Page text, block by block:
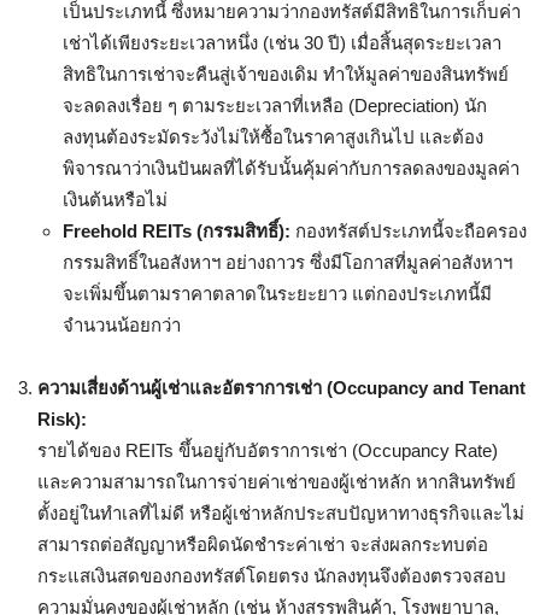
เป็นประเภทนี้ ซึ่งหมายความว่ากองทรัสต์มีสิทธิในการเก็บค่า
เช่าได้เพียงระยะเวลาหนึ่ง (เช่น 30 ปี) เมื่อสิ้นสุดระยะเวลา
สิทธิในการเช่าจะคืนสู่เจ้าของเดิม ทำให้มูลค่าของสินทรัพย์
จะลดลงเรื่อย ๆ ตามระยะเวลาที่เหลือ (Depreciation) นัก
ลงทุนต้องระมัดระวังไม่ให้ซื้อในราคาสูงเกินไป และต้อง
พิจารณาว่าเงินปันผลที่ได้รับนั้นคุ้มค่ากับการลดลงของมูลค่า
เงินต้นหรือไม่
Freehold REITs (กรรมสิทธิ์): กองทรัสต์ประเภทนี้จะถือครอง
กรรมสิทธิ์ในอสังหาฯ อย่างถาวร ซึ่งมีโอกาสที่มูลค่าอสังหาฯ
จะเพิ่มขึ้นตามราคาตลาดในระยะยาว แต่กองประเภทนี้มี
จำนวนน้อยกว่า
ความเสี่ยงด้านผู้เช่าและอัตราการเช่า (Occupancy and Tenant
Risk):
รายได้ของ REITs ขึ้นอยู่กับอัตราการเช่า (Occupancy Rate)
และความสามารถในการจ่ายค่าเช่าของผู้เช่าหลัก หากสินทรัพย์
ตั้งอยู่ในทำเลที่ไม่ดี หรือผู้เช่าหลักประสบปัญหาทางธุรกิจและไม่
สามารถต่อสัญญาหรือผิดนัดชำระค่าเช่า จะส่งผลกระทบต่อ
กระแสเงินสดของกองทรัสต์โดยตรง นักลงทุนจึงต้องตรวจสอบ
ความมั่นคงของผู้เช่าหลัก (เช่น ห้างสรรพสินค้า, โรงพยาบาล,